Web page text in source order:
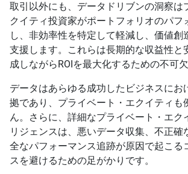
取引以外にも、データドリブンの洞察は
クイティ投資家がポートフォリオのパフ
し、非効率性を特定して軽減し、価値創
支援します。これらは長期的な収益性と
成しながらROIを最大化するための不可欠
データはあらゆる成功したビジネスにお
拠であり、プライベート・エクイティも
ん。さらに、詳細なプライベート・エク
リジェンスは、悪いデータ収集、不正確
全なパフォーマンス追跡が原因で起こる
スを避けるための足がかりです。